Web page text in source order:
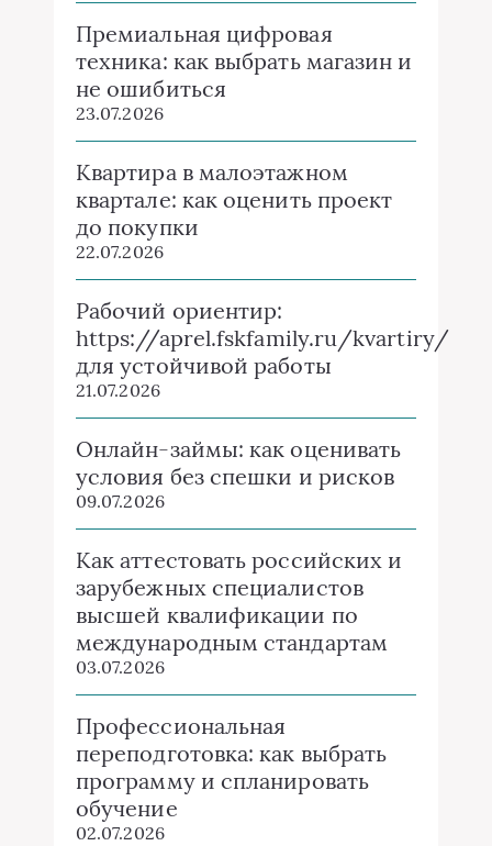
Премиальная цифровая
техника: как выбрать магазин и
не ошибиться
23.07.2026
Квартира в малоэтажном
квартале: как оценить проект
до покупки
22.07.2026
Рабочий ориентир:
https://aprel.fskfamily.ru/kvartiry/
для устойчивой работы
21.07.2026
Онлайн-займы: как оценивать
условия без спешки и рисков
09.07.2026
Как аттестовать российских и
зарубежных специалистов
высшей квалификации по
международным стандартам
03.07.2026
Профессиональная
переподготовка: как выбрать
программу и спланировать
обучение
02.07.2026